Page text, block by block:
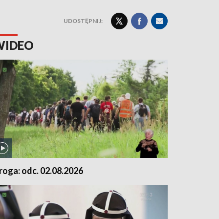
UDOSTĘPNIJ:
odc. 02.08.2026